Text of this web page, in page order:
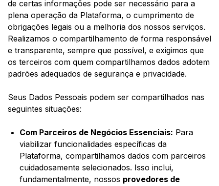
de certas informações pode ser necessário para a
plena operação da Plataforma, o cumprimento de
obrigações legais ou a melhoria dos nossos serviços.
Realizamos o compartilhamento de forma responsável
e transparente, sempre que possível, e exigimos que
os terceiros com quem compartilhamos dados adotem
padrões adequados de segurança e privacidade.
Seus Dados Pessoais podem ser compartilhados nas
seguintes situações:
Com Parceiros de Negócios Essenciais: Para
viabilizar funcionalidades específicas da
Plataforma, compartilhamos dados com parceiros
cuidadosamente selecionados. Isso inclui,
fundamentalmente, nossos provedores de